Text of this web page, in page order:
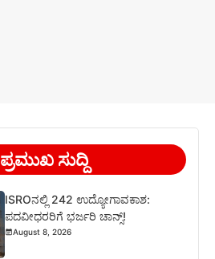
ಪ್ರಮುಖ ಸುದ್ದಿ
ISROನಲ್ಲಿ 242 ಉದ್ಯೋಗಾವಕಾಶ:
ಪದವೀಧರರಿಗೆ ಭರ್ಜರಿ ಚಾನ್ಸ್!
August 8, 2026